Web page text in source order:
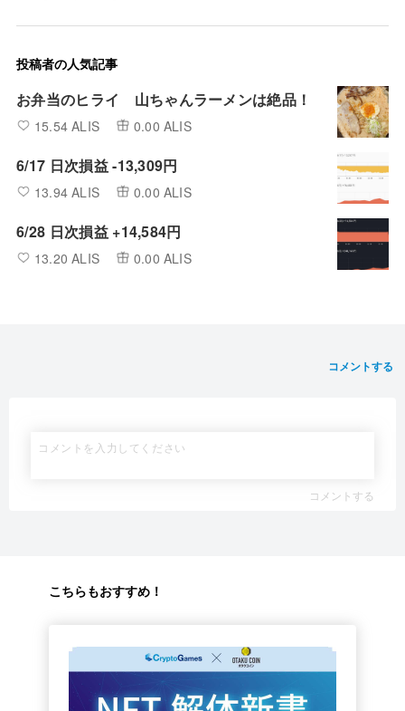
投稿者の人気記事
お弁当のヒライ 山ちゃんラーメンは絶品！
15.54 ALIS 0.00 ALIS
6/17 日次損益 -13,309円
13.94 ALIS 0.00 ALIS
6/28 日次損益 +14,584円
13.20 ALIS 0.00 ALIS
コメントする
コメントする
こちらもおすすめ！